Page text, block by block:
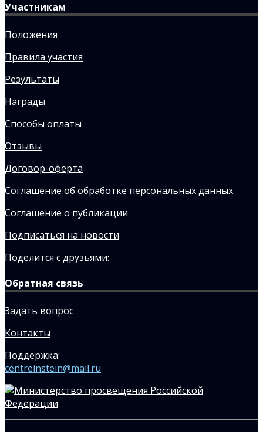
Участникам
Положения
Правила участия
Результаты
Награды
Способы оплаты
Отзывы
Договор-оферта
Соглашение об обработке персональных данных
Соглашение о публикации
Подписаться на новости
Поделится с друзьями:
Обратная связь
Задать вопрос
Контакты
Поддержка:
centreinstein@mail.ru